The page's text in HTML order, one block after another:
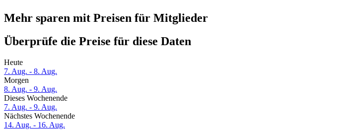
Mehr sparen mit Preisen für Mitglieder
Überprüfe die Preise für diese Daten
Heute
7. Aug. - 8. Aug.
Morgen
8. Aug. - 9. Aug.
Dieses Wochenende
7. Aug. - 9. Aug.
Nächstes Wochenende
14. Aug. - 16. Aug.